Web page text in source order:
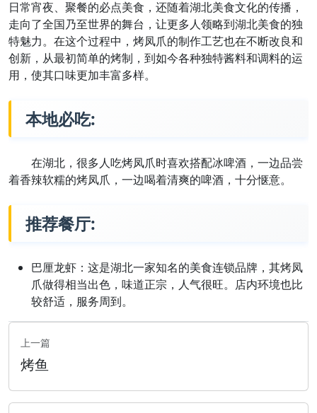
日常宵夜、聚餐的必点美食，还随着湖北美食文化的传播，
走向了全国乃至世界的舞台，让更多人领略到湖北美食的独
特魅力。在这个过程中，烤凤爪的制作工艺也在不断改良和
创新，从最初简单的烤制，到如今各种独特酱料和调料的运
用，使其口味更加丰富多样。
本地必吃:
在湖北，很多人吃烤凤爪时喜欢搭配冰啤酒，一边品尝
着香辣软糯的烤凤爪，一边喝着清爽的啤酒，十分惬意。
推荐餐厅:
巴厘龙虾：这是湖北一家知名的美食连锁品牌，其烤凤
爪做得相当出色，味道正宗，人气很旺。店内环境也比
较舒适，服务周到。
上一篇
烤鱼